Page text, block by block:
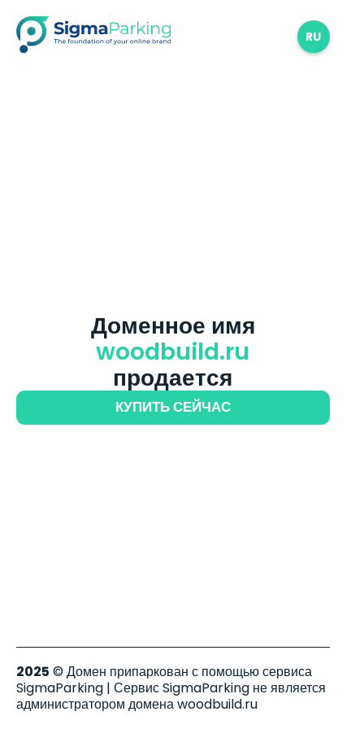
RU
Доменное имя
woodbuild.ru
продается
КУПИТЬ СЕЙЧАС
2025 © Домен припаркован с помощью сервиса
SigmaParking | Сервис SigmaParking не является
администратором домена woodbuild.ru